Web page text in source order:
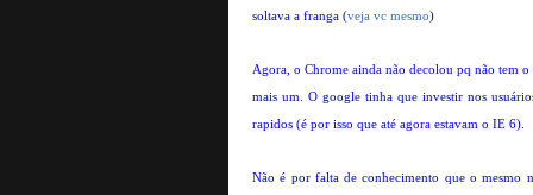
soltava a franga (veja vc mesmo)
Agora, o Chrome ainda não decolou pq não tem
mais um. O google tinha que investir nos
rapidos (é por isso que até agora estavam o IE 6).
Não é por falta de conhecimento que o mesmo